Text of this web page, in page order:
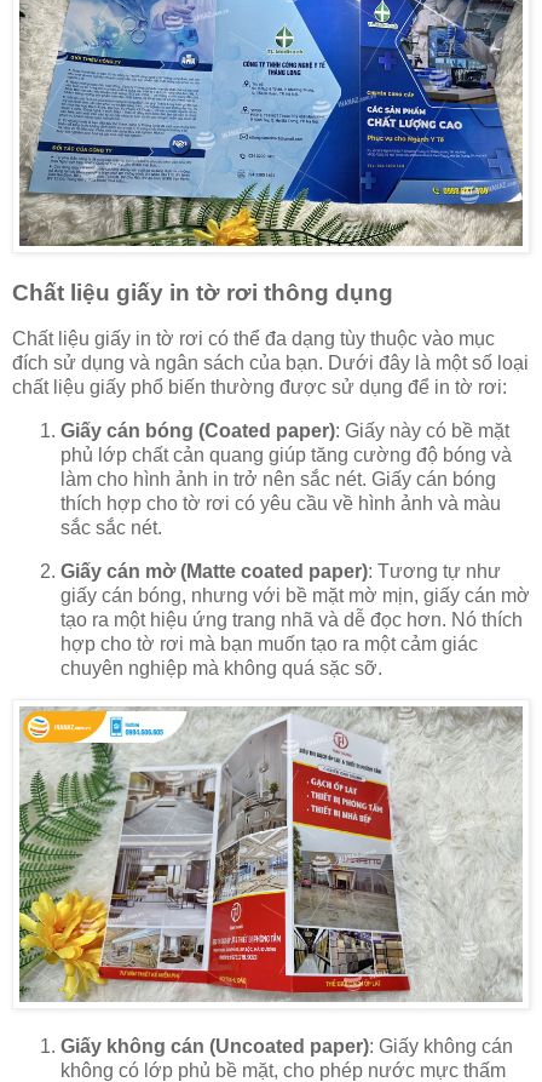
Chất liệu giấy in tờ rơi thông dụng
Chất liệu giấy in tờ rơi có thể đa dạng tùy thuộc vào mục
đích sử dụng và ngân sách của bạn. Dưới đây là một số loại
chất liệu giấy phổ biến thường được sử dụng để in tờ rơi:
Giấy cán bóng (Coated paper): Giấy này có bề mặt
phủ lớp chất cản quang giúp tăng cường độ bóng và
làm cho hình ảnh in trở nên sắc nét. Giấy cán bóng
thích hợp cho tờ rơi có yêu cầu về hình ảnh và màu
sắc sắc nét.
Giấy cán mờ (Matte coated paper): Tương tự như
giấy cán bóng, nhưng với bề mặt mờ mịn, giấy cán mờ
tạo ra một hiệu ứng trang nhã và dễ đọc hơn. Nó thích
hợp cho tờ rơi mà bạn muốn tạo ra một cảm giác
chuyên nghiệp mà không quá sặc sỡ.
Giấy không cán (Uncoated paper): Giấy không cán
không có lớp phủ bề mặt, cho phép nước mực thấm